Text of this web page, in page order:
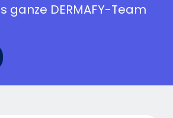
ganze DERMAFY-Team